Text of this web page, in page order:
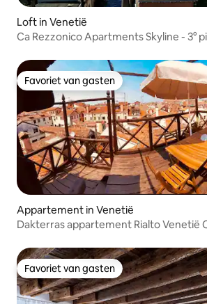
Loft in Venetië
Ca Rezzonico Apartments Skyline - 3°
Favoriet van gasten
Favoriet van gasten
Appartement in Venetië
Dakterras appartement Rialto Venetië
Favoriet van gasten
Favoriet van gasten